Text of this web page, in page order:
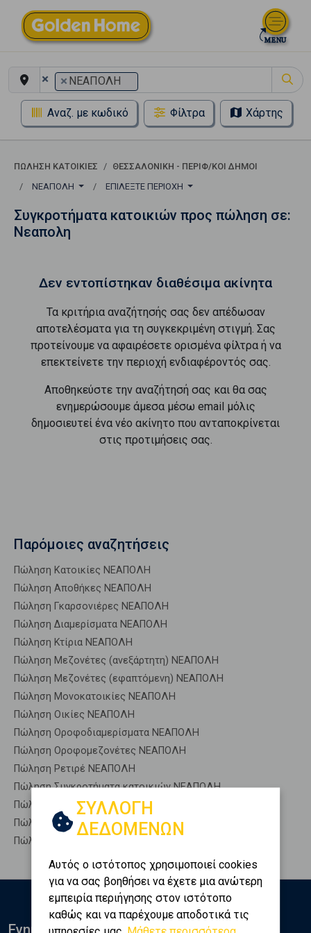
× × ΝΕΑΠΟΛΗ
Αναζ. με κωδικό Φίλτρα Χάρτης
ΠΏΛΗΣΗ ΚΑΤΟΙΚΊΕΣ
ΘΕΣΣΑΛΟΝΙΚΗ - ΠΕΡΙΦ/ΚΟΙ ΔΗΜΟΙ
ΝΕΑΠΟΛΗ
ΕΠΙΛΈΞΤΕ ΠΕΡΙΟΧΉ
Συγκροτήματα κατοικιών προς πώληση σε:
Νεαπολη
Δεν εντοπίστηκαν διαθέσιμα ακίνητα
Τα κριτήρια αναζήτησής σας δεν απέδωσαν
αποτελέσματα για τη συγκεκριμένη στιγμή. Σας
προτείνουμε να αφαιρέσετε ορισμένα φίλτρα ή να
επεκτείνετε την περιοχή ενδιαφέροντός σας.
Αποθηκεύστε την αναζήτησή σας και θα σας
ενημερώσουμε άμεσα μέσω email μόλις
δημοσιευτεί ένα νέο ακίνητο που ανταποκρίνεται
στις προτιμήσεις σας.
Παρόμοιες αναζητήσεις
Πώληση Κατοικίες ΝΕΑΠΟΛΗ
Πώληση Αποθήκες ΝΕΑΠΟΛΗ
Πώληση Γκαρσονιέρες ΝΕΑΠΟΛΗ
Πώληση Διαμερίσματα ΝΕΑΠΟΛΗ
Πώληση Κτίρια ΝΕΑΠΟΛΗ
Πώληση Μεζονέτες (ανεξάρτητη) ΝΕΑΠΟΛΗ
Πώληση Μεζονέτες (εφαπτόμενη) ΝΕΑΠΟΛΗ
Πώληση Μονοκατοικίες ΝΕΑΠΟΛΗ
Πώληση Οικίες ΝΕΑΠΟΛΗ
Πώληση Οροφοδιαμερίσματα ΝΕΑΠΟΛΗ
Πώληση Οροφομεζονέτες ΝΕΑΠΟΛΗ
Πώληση Ρετιρέ ΝΕΑΠΟΛΗ
Πώληση Συγκροτήματα κατοικιών ΝΕΑΠΟΛΗ
Πώληση Υπόγεια ΝΕΑΠΟΛΗ
Πώληση Υπόσκαφα ΝΕΑΠΟΛΗ
Πώληση Υπολ. υψουν ΝΕΑΠΟΛΗ
ΣΥΛΛΟΓΗ
ΔΕΔΟΜΕΝΩΝ
Αυτός ο ιστότοπος χρησιμοποιεί cookies
για να σας βοηθήσει να έχετε μια ανώτερη
εμπειρία περιήγησης στον ιστότοπο
καθώς και να παρέχουμε αποδοτικά τις
Ενημερωθείτε